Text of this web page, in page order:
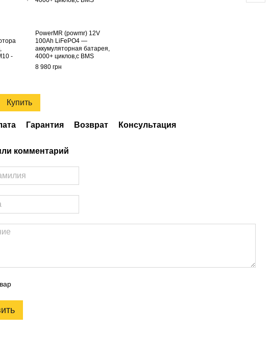
-
PowerMR (powmr) 12V
100Ah LiFePO4 —
аккумуляторная батарея,
4000+ циклов,с BMS
8 980 грн
Купить
Гарантия Возврат Консультация
комментарий